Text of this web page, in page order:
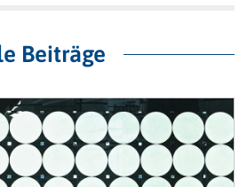
Beiträge